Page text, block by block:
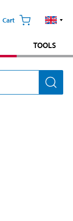
Cart
TOOLS